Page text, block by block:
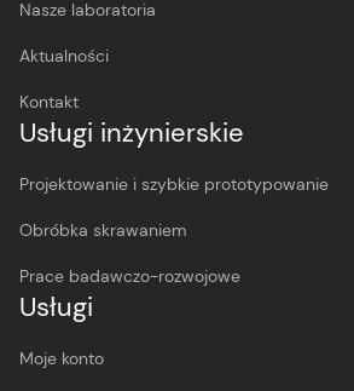
Nasze laboratoria
Aktualności
Kontakt
Usługi inżynierskie
Projektowanie i szybkie prototypowanie
Obróbka skrawaniem
Prace badawczo-rozwojowe
Usługi
Moje konto